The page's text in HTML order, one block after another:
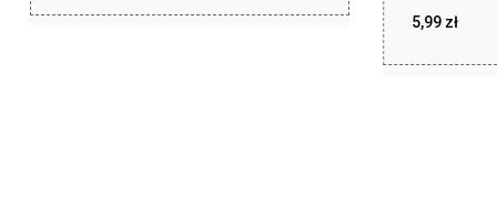
wynosiła:wynosi:
cena cena 5,99 zł